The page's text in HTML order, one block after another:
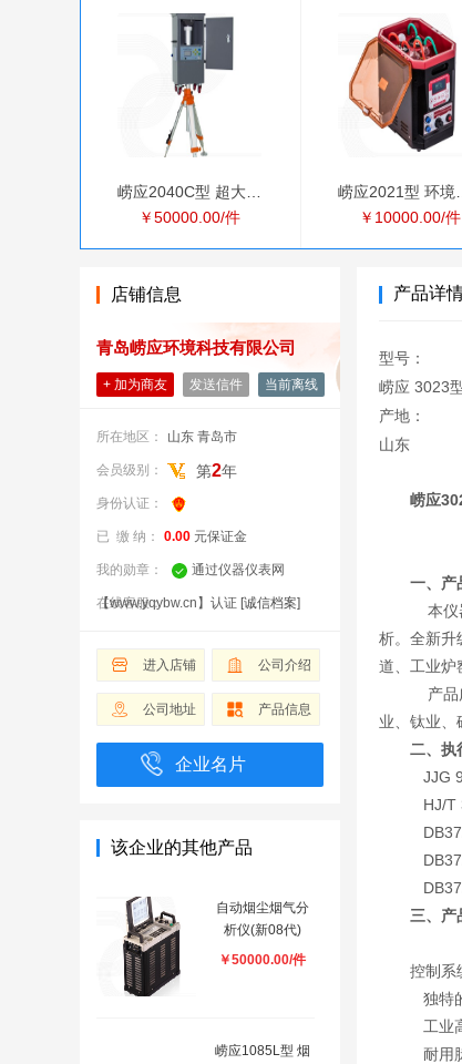
￥50000.00/件
￥10000.00/件
店铺信息
青岛崂应环境科技有限公司
+ 加为商友 发送信件 当前离线
所在地区： 山东 青岛市
会员级别： 第2年
身份认证：
已 缴 纳： 0.00 元保证金
我的勋章： 通过仪器仪表网
【www.yqybw.cn】认证 [诚信档案]
在线客服：
进入店铺 公司介绍
公司地址 产品信息
企业名片
该企业的其他产品
自动烟尘烟气分
析仪(新08代)
￥50000.00/件
崂应1085L型 烟
产品详
型号：
崂应 3023
产地：
山东
崂应
一、产
本仪
析。全新升
道、工业炉
产品
业、钛业、
二、执
JJG
HJ/T
三、产
控制系
独特
工业
耐用